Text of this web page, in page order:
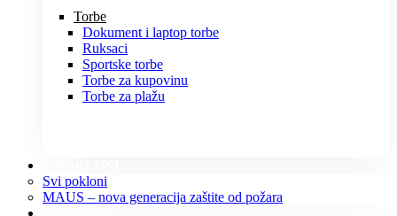
Torbe
Dokument i laptop torbe
Ruksaci
Sportske torbe
Torbe za kupovinu
Torbe za plažu
Svi pokloni
MAUS – nova generacija zaštite od požara